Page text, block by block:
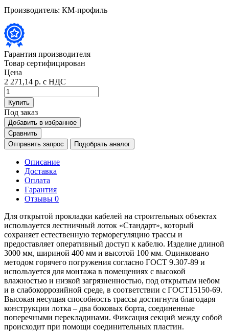
Производитель: КМ-профиль
Гарантия производителя
Товар сертифицирован
Цена
2 271,14 р. с НДС
Купить
Под заказ
Добавить в избранное
Сравнить
Отправить запрос
Подобрать аналог
Описание
Доставка
Оплата
Гарантия
Отзывы 0
Для открытой прокладки кабелей на строительных объектах
используется лестничный лоток «Стандарт», который
сохраняет естественную терморегуляцию трассы и
предоставляет оперативный доступ к кабелю. Изделие длиной
3000 мм, шириной 400 мм и высотой 100 мм. Оцинковано
методом горячего погружения согласно ГОСТ 9.307-89 и
используется для монтажа в помещениях с высокой
влажностью и низкой загрязненностью, под открытым небом
и в слабокоррозийной среде, в соответствии с ГОСТ15150-69.
Высокая несущая способность трассы достигнута благодаря
конструкции лотка – два боковых борта, соединенные
поперечными перекладинами. Фиксация секций между собой
происходит при помощи соединительных пластин.